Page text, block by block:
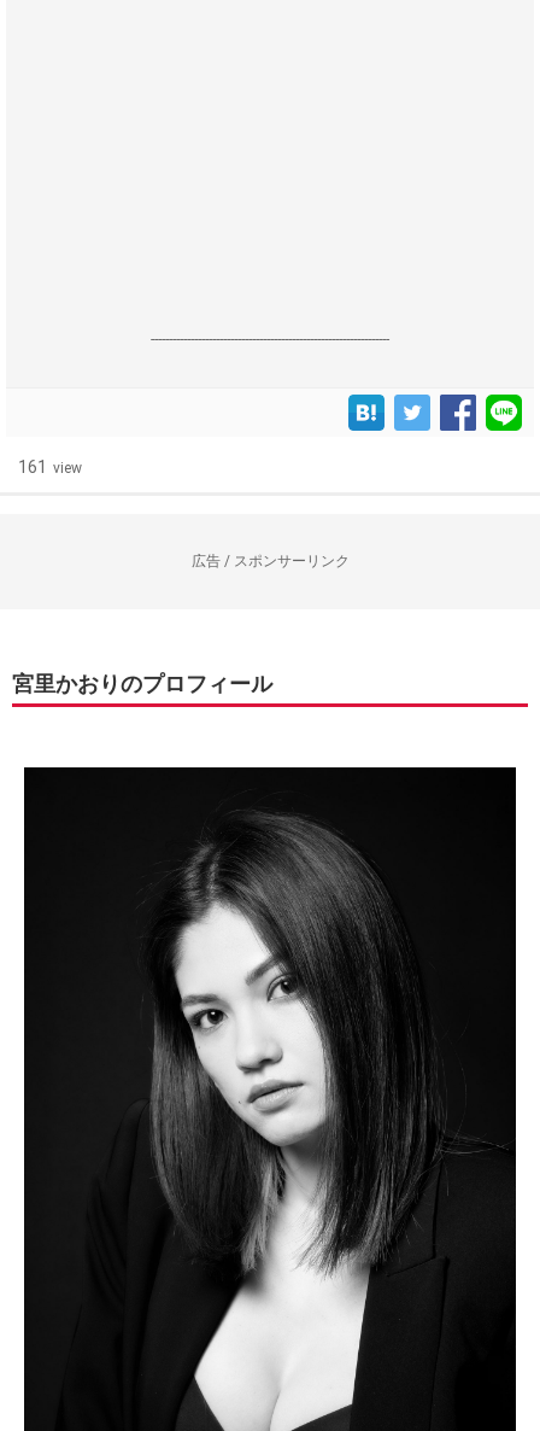
------------------------------------------------------------------
161 view
広告 / スポンサーリンク
宮里かおりのプロフィール